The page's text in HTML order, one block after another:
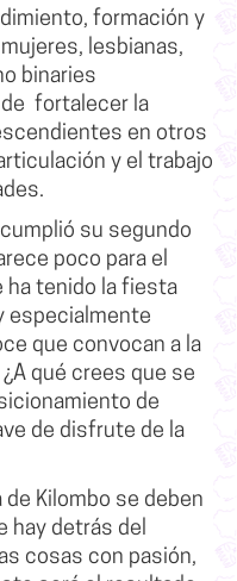
formación y
lesbianas,
binaries
fortalecer la
en otros
y el trabajo
su segundo
poco para el
ha tenido la fiesta
especialmente
que convocan a la
qué crees que se
de
de disfrute de la
Kilombo se deben
hay detrás del
cosas con pasión,